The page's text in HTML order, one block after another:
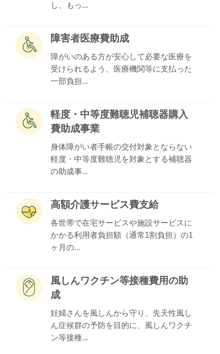
し、もっ...
障害者医療費助成
障がいのある方が安心して必要な医療を
受けられるよう、医療機関等に支払った
一部負担...
軽度・中等度難聴児補聴器購入
費助成事業
身体障がい者手帳の交付対象とならない
軽度・中等度難聴児を対象とする補聴器
の助成事...
高額介護サービス費支給
各世帯で在宅サービスや施設サービスに
かかる利用者負担額（通常1割負担）の1
ヶ月の...
風しんワクチン等接種費用の助
成
妊婦さんを風しんから守り、先天性風し
ん症候群の予防を目的に、風しんワクチ
ン等接種...